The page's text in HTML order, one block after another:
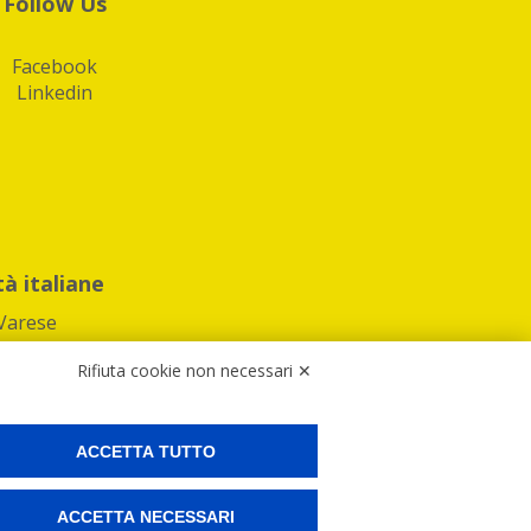
Facebook
Linkedin
italiane
Cookies
e spedire i tuoi pacchi.
Rifiuta cookie non necessari ✕
ACCETTA TUTTO
ACCETTA NECESSARI